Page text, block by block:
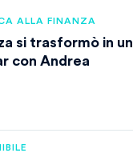
ALLA FINANZA
si trasformò in un
con Andrea